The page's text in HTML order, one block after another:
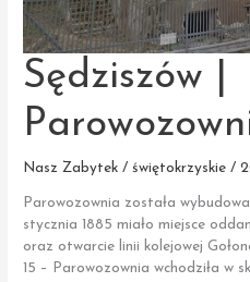
Sędziszów |
Nasz Zabytek / świętokrzyskie /
Parowozownia została
stycznia 1885 miało miejsce
oraz otwarcie linii kolejowej
15 – Parowozownia wchodziła w